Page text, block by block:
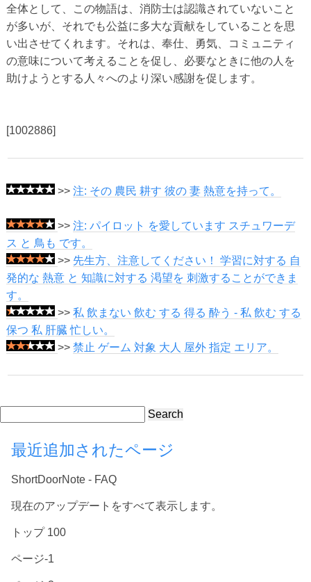
全体として、この物語は、消防士は認識されていないこと
が多いが、それでも公益に多大な貢献をしていることを思
い出させてくれます。それは、奉仕、勇気、コミュニティ
の意味について考えることを促し、必要なときに他の人を
助けようとする人々へのより深い感謝を促します。
[1002886]
>> 注: その 農民 耕す 彼の 妻 熱意を持って。
>> 注: パイロット を愛しています スチュワーデ
ス と 鳥も です。
>> 先生方、注意してください！ 学習に対する 自
発的な 熱意 と 知識に対する 渇望を 刺激することができま
す。
>> 私 飲まない 飲む する 得る 酔う - 私 飲む する
保つ 私 肝臓 忙しい。
>> 禁止 ゲーム 対象 大人 屋外 指定 エリア。
Search
最近追加されたページ
ShortDoorNote - FAQ
現在のアップデートをすべて表示します。
トップ 100
ページ-1